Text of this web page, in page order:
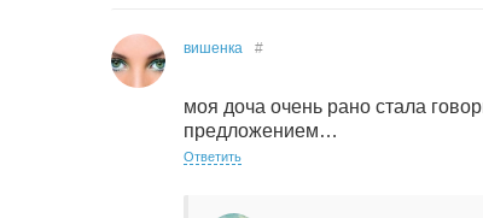
вишенка #
моя доча очень рано стала
предложением…
Ответить